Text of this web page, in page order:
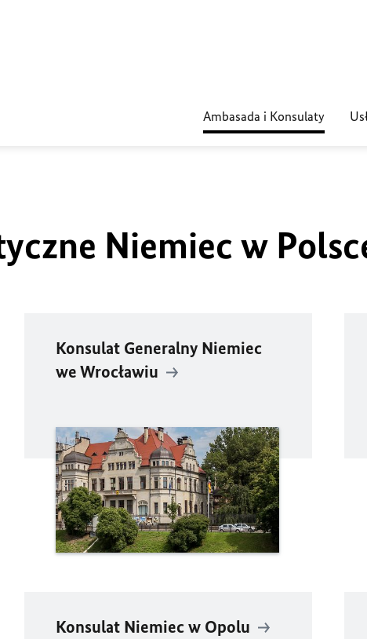
Ambasada i Konsulaty
Niemiec w
Konsulat Generalny Niemiec
we Wrocławiu
Konsulat Niemiec w Opolu